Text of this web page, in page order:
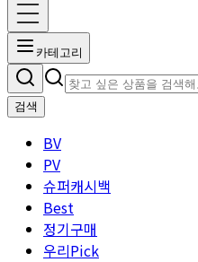
카테고리
검색
BV
PV
슈퍼캐시백
Best
정기구매
우리Pick